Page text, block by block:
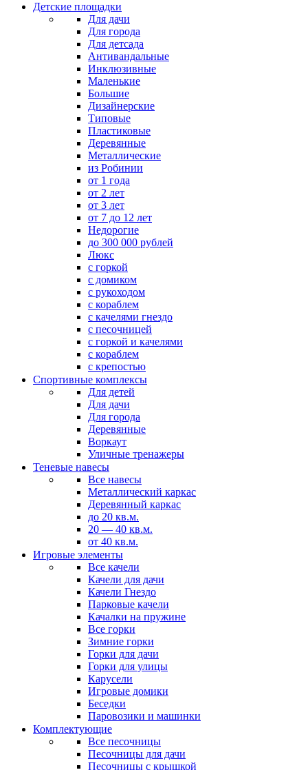
Детские площадки
Для дачи
Для города
Для детсада
Антивандальные
Инклюзивные
Маленькие
Большие
Дизайнерские
Типовые
Пластиковые
Деревянные
Металлические
из Робинии
от 1 года
от 2 лет
от 3 лет
от 7 до 12 лет
Недорогие
до 300 000 рублей
Люкс
с горкой
с домиком
с рукоходом
с кораблем
с качелями гнездо
с песочницей
с горкой и качелями
с кораблем
с крепостью
Спортивные комплексы
Для детей
Для дачи
Для города
Деревянные
Воркаут
Уличные тренажеры
Теневые навесы
Все навесы
Металлический каркас
Деревянный каркас
до 20 кв.м.
20 — 40 кв.м.
от 40 кв.м.
Игровые элементы
Все качели
Качели для дачи
Качели Гнездо
Парковые качели
Качалки на пружине
Все горки
Зимние горки
Горки для дачи
Горки для улицы
Карусели
Игровые домики
Беседки
Паровозики и машинки
Комплектующие
Все песочницы
Песочницы для дачи
Песочницы с крышкой